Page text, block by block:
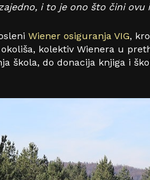
i to je ono što čini ovu
Wiener osiguranja VIG,
kolektiv Wienera u
škola, do donacija knjiga i